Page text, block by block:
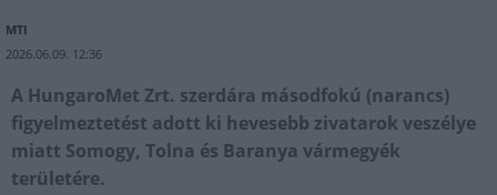
MTI
2026.06.09. 12:36
A HungaroMet Zrt. szerdára másodfokú (narancs)
figyelmeztetést adott ki hevesebb zivatarok veszélye
miatt Somogy, Tolna és Baranya vármegyék
területére.